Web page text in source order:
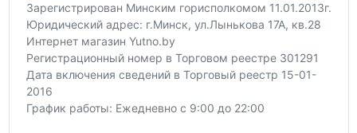
Зарегистрирован Минским горисполкомом 11.01.2013г.
Юридический адрес: г.Минск, ул.Лынькова 17А, кв.28
Интернет магазин Yutno.by
Регистрационный номер в Торговом реестре 301291
Дата включения сведений в Торговый реестр 15-01-
2016
График работы: Ежедневно с 9:00 до 22:00